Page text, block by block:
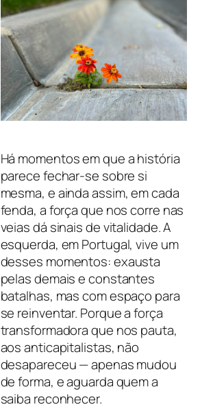
Há momentos em que a história
parece fechar-se sobre si
mesma, e ainda assim, em cada
fenda, a força que nos corre nas
veias dá sinais de vitalidade. A
esquerda, em Portugal, vive um
desses momentos: exausta
pelas demais e constantes
batalhas, mas com espaço para
se reinventar. Porque a força
transformadora que nos pauta,
aos anticapitalistas, não
desapareceu — apenas mudou
de forma, e aguarda quem a
saiba reconhecer.